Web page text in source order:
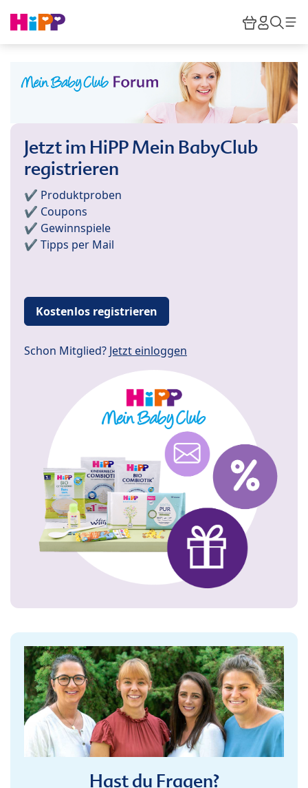
HiPP
Jetzt im HiPP Mein BabyClub
registrieren
✔️ Produktproben
✔️ Coupons
✔️ Gewinnspiele
✔️ Tipps per Mail
Kostenlos registrieren
Schon Mitglied? Jetzt einloggen
Hast du Fragen?